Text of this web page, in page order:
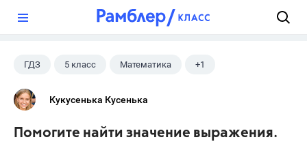
ГДЗ 5 класс Математика +1
Виленкин Н.Я.
Кукусенька Кусенька
Помогите найти значение выражения.